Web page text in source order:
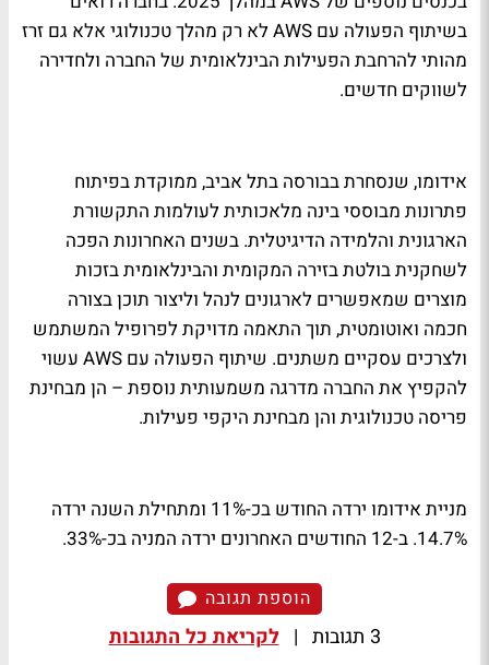
בשיתוף הפעולה עם AWS לא רק מהלך טכנולוגי אלא גם זרז
מהותי להרחבת הפעילות הבינלאומית של החברה ולחדירה
לשווקים חדשים.
אידומו, שנסחרת בבורסה בתל אביב, ממוקדת בפיתוח
פתרונות מבוססי בינה מלאכותית לעולמות התקשורת
הארגונית והלמידה הדיגיטלית. בשנים האחרונות הפכה
לשחקנית בולטת בזירה המקומית והבינלאומית בזכות
מוצרים שמאפשרים לארגונים לנהל וליצור תוכן בצורה
חכמה ואוטומטית, תוך התאמה מדויקת לפרופיל המשתמש
ולצרכים עסקיים משתנים. שיתוף הפעולה עם AWS עשוי
להקפיץ את החברה מדרגה משמעותית נוספת – הן מבחינת
פריסה טכנולוגית והן מבחינת היקפי פעילות.
מניית אידומו ירדה החודש בכ-11% ומתחילת השנה ירדה
14.7%. ב-12 החודשים האחרונים ירדה המניה בכ-33%.
הוספת תגובה
3 תגובות | לקריאת כל התגובות